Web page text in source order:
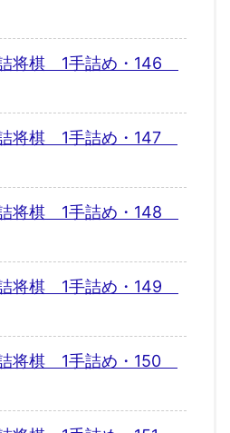
将棋 1手詰め・146
将棋 1手詰め・147
将棋 1手詰め・148
将棋 1手詰め・149
将棋 1手詰め・150